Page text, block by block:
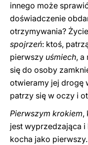
innego może
doświadczenie
otrzymywania?
spojrzeń: ktoś,
pierwszy uśmiech, a
się do osoby
otwieramy jej drogę
patrzy się w oczy i
Pierwszym krokiem,
jest wyprzedzająca i
kocha jako